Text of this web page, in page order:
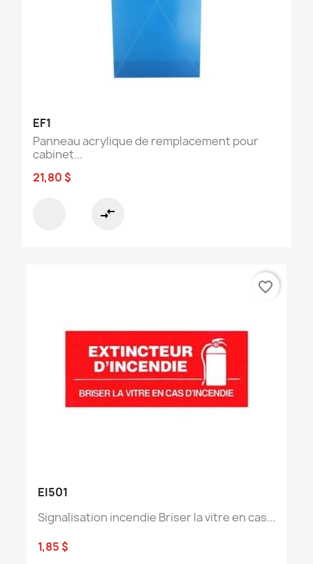
EF1
Panneau acrylique de remplacement pour
cabinet...
21,80 $
compare_arrows
EI501
Signalisation incendie Briser la vitre en cas...
1,85 $
favorite_border